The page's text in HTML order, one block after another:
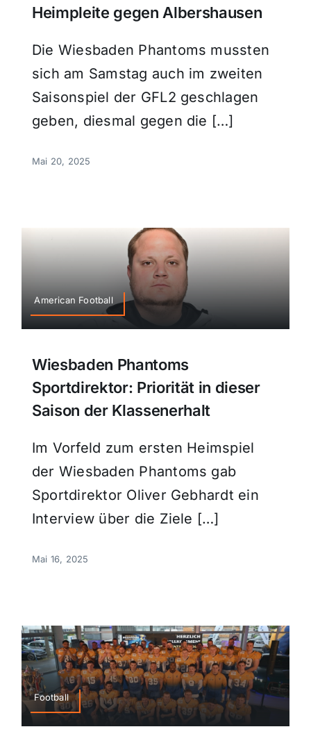
Heimpleite gegen Albershausen
Die Wiesbaden Phantoms mussten
sich am Samstag auch im zweiten
Saisonspiel der GFL2 geschlagen
geben, diesmal gegen die […]
Mai 20, 2025
American Football
Wiesbaden Phantoms
Sportdirektor: Priorität in dieser
Saison der Klassenerhalt
Im Vorfeld zum ersten Heimspiel
der Wiesbaden Phantoms gab
Sportdirektor Oliver Gebhardt ein
Interview über die Ziele […]
Mai 16, 2025
Football